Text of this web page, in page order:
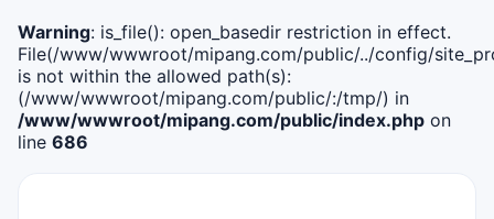
Warning: is_file(): open_basedir restriction in effect.
File(/www/wwwroot/mipang.com/public/../config/
is not within the allowed path(s):
(/www/wwwroot/mipang.com/public/:/tmp/) in
/www/wwwroot/mipang.com/public/index.php on
line 686